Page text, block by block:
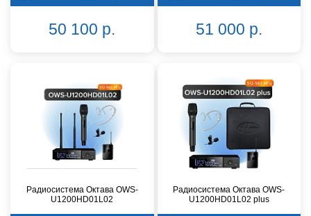
50 100 р. 51 000 р.
Радиосистема Октава OWS-
U1200HD01L02
Радиосистема Октава OWS-
U1200HD01L02 plus